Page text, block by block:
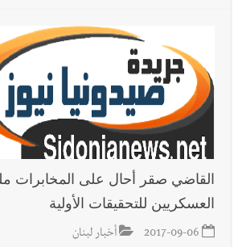
القاضي صقر أحال على المخابرات
العسكريين للتحقيقات الأولية
2017-09-06 أخبار لبنان